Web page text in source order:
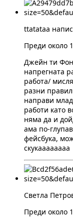
ttatataa
Преди около
Джейн ти
напрегната
работа/
разни
направи
работи като
няма да и
ама по-
фейсбука,
скукаааааааа
Светла
Преди около